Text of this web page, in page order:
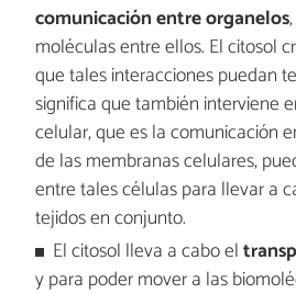
comunicación entre organelos
moléculas entre ellos. El citosol
que tales interacciones puedan
significa que también interviene
celular, que es la comunicación
de las membranas celulares,
entre tales células para llevar a
tejidos en conjunto.
El citosol lleva a cabo el
y para poder mover a las